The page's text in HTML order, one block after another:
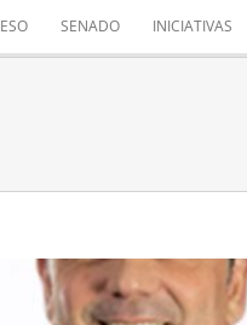
SENADO INICIATIVAS